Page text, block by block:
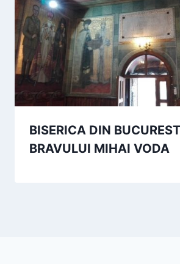
BISERICA DIN
BRAVULUI MIHAI VODA